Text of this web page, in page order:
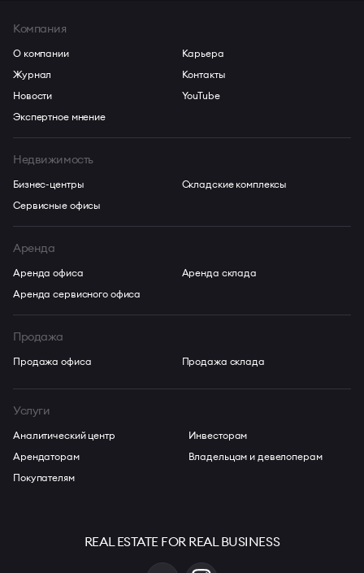
Компания
О компании
Журнал
Новости
Экспертное мнение
Карьера
Контакты
YouTube
Недвижимость
Бизнес-центры
Сервисные офисы
Складские комплексы
Аренда
Аренда офиса
Аренда сервисного офиса
Аренда склада
Продажа
Продажа офиса Продажа склада
Услуги
Аналитический центр
Арендаторам
Покупателям
Инвесторам
Владельцам и девелоперам
REAL ESTATE FOR REAL BUSINESS